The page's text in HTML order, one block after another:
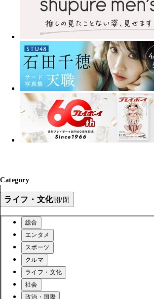
Category
ライフ・文化開/閉
総合
エンタメ
スポーツ
クルマ
ライフ・文化
社会
政治・国際